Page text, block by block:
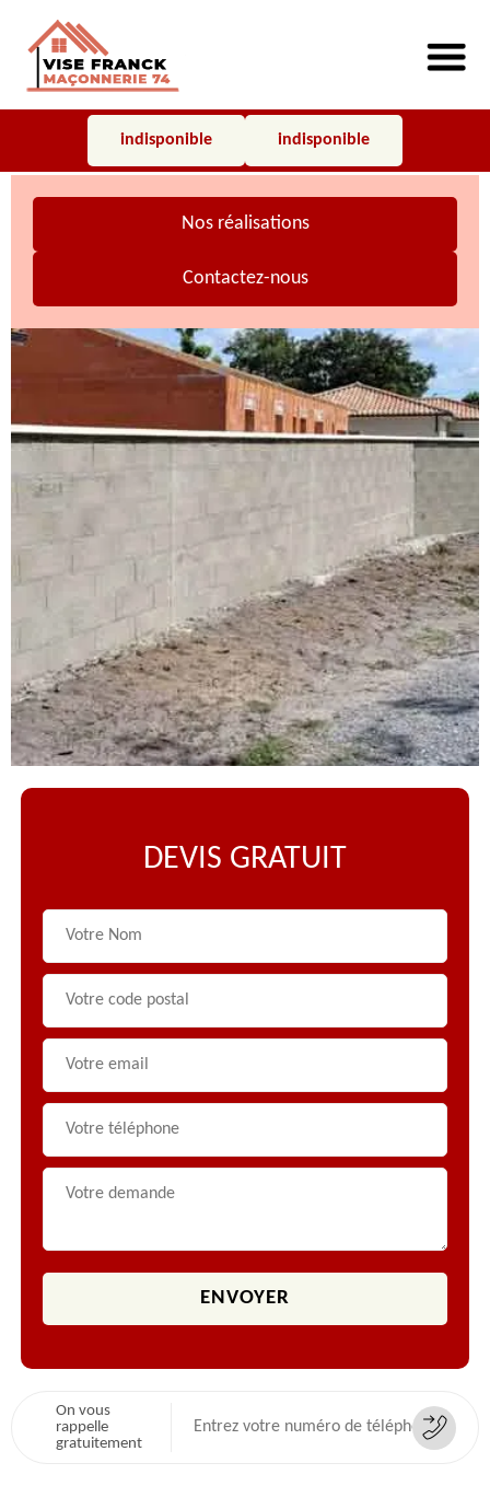
indisponible indisponible
Nos réalisations
Contactez-nous
DEVIS GRATUIT
On vous
rappelle
gratuitement